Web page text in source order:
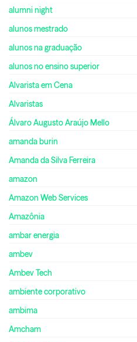
alumni night
alunos mestrado
alunos na graduação
alunos no ensino superior
Alvarista em Cena
Alvaristas
Álvaro Augusto Araújo Mello
amanda burin
Amanda da Silva Ferreira
amazon
Amazon Web Services
Amazônia
ambar energia
ambev
Ambev Tech
ambiente corporativo
ambima
Amcham